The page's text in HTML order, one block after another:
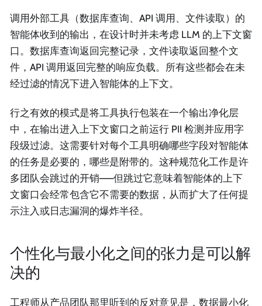
调用外部工具（数据库查询、API 调用、文件读取）的
智能体收到的输出，在设计时并未考虑 LLM 的上下文窗
口。数据库查询返回完整记录，文件读取返回整个文
件，API 调用返回完整的响应负载。所有这些都会在未
经过滤的情况下进入智能体的上下文。
行之有效的模式是将工具执行包装在一个输出净化层
中，在输出进入上下文窗口之前运行 PII 检测并应用字
段级过滤。这需要针对每个工具明确哪些字段对智能体
的任务是必要的，哪些是附带的。这种规范化工作是许
多团队会跳过的开销——但跳过它意味着智能体的上下
文窗口会经常包含它不需要的数据，从而扩大了任何提
示注入或日志漏洞的爆炸半径。
个性化与最小化之间的张力是可以解
决的
工程师从产品团队那里听到的反对意见是，数据最小化